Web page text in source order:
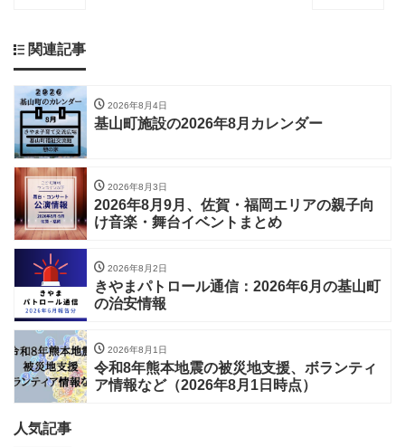
関連記事
2026年8月4日
基山町施設の2026年8月カレンダー
2026年8月3日
2026年8月9月、佐賀・福岡エリアの親子向
け音楽・舞台イベントまとめ
2026年8月2日
きやまパトロール通信：2026年6月の基山町
の治安情報
2026年8月1日
令和8年熊本地震の被災地支援、ボランティ
ア情報など（2026年8月1日時点）
人気記事